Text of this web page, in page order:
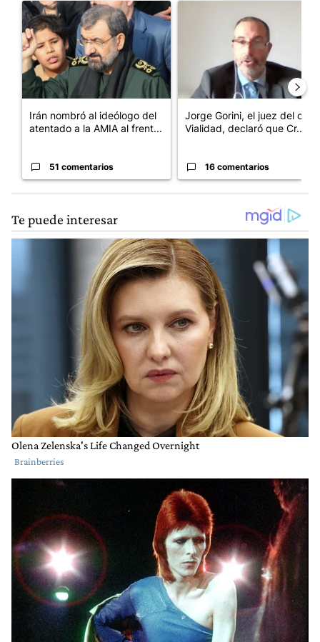
Un artículo de tendencia con el título "Irán nombró al ideólogo
Irán nombró al ideólogo del
atentado a la AMIA al frent...
51 comentarios
Jorge Gorini, el juez del caso
Vialidad, declaró que Cr...
16 comentarios